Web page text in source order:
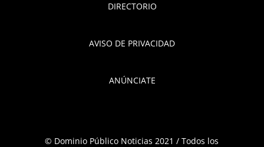
DIRECTORIO
AVISO DE PRIVACIDAD
ANÚNCIATE
© Dominio Público Noticias 2021 / Todos los